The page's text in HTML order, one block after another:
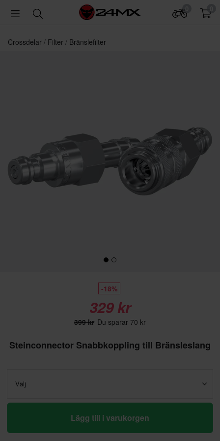
Crossdelar Filter Bränslefilter
-18%
329 kr
399 kr Du sparar 70 kr
Steinconnector Snabbkoppling till Bränsleslang
Välj
Lägg till i varukorgen